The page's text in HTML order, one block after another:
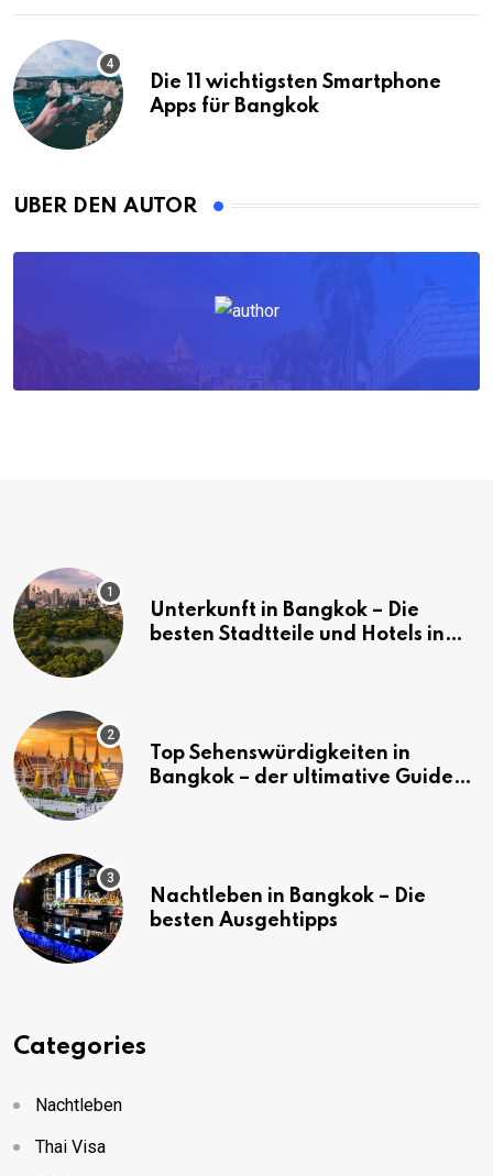
Die 11 wichtigsten Smartphone
Apps für Bangkok
ÜBER DEN AUTOR
Unterkunft in Bangkok – Die
besten Stadtteile und Hotels in
Top Sehenswürdigkeiten in
Bangkok – der ultimative Guide
Nachtleben in Bangkok – Die
besten Ausgehtipps
Categories
Nachtleben
Thai Visa